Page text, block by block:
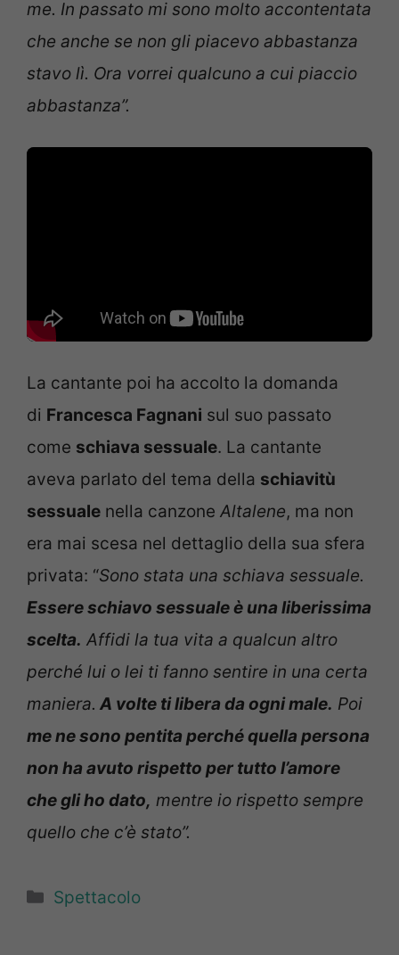
me. In passato mi sono molto accontentata
che anche se non gli piacevo abbastanza
stavo lì. Ora vorrei qualcuno a cui piaccio
abbastanza”.
La cantante poi ha accolto la domanda
di Francesca Fagnani sul suo passato
come schiava sessuale. La cantante
aveva parlato del tema della schiavitù
sessuale nella canzone Altalene, ma non
era mai scesa nel dettaglio della sua sfera
privata: “Sono stata una schiava sessuale.
Essere schiavo sessuale è una liberissima
scelta. Affidi la tua vita a qualcun altro
perché lui o lei ti fanno sentire in una certa
maniera. A volte ti libera da ogni male. Poi
me ne sono pentita perché quella persona
non ha avuto rispetto per tutto l’amore
che gli ho dato, mentre io rispetto sempre
quello che c’è stato”.
Categorie
Spettacolo